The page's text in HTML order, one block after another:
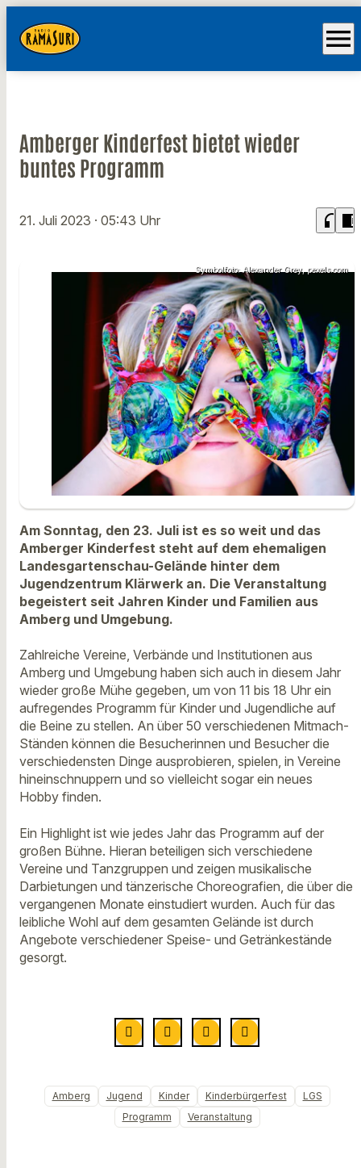
menu
Amberger Kinderfest bietet wieder
buntes Programm
21. Juli 2023 · 05:43 Uhr headphones chrome_reader_mode
Symbolfoto: Alexander Grey, pexels.com
Am Sonntag, den 23. Juli ist es so weit und das
Amberger Kinderfest steht auf dem ehemaligen
Landesgartenschau-Gelände hinter dem
Jugendzentrum Klärwerk an. Die Veranstaltung
begeistert seit Jahren Kinder und Familien aus
Amberg und Umgebung.
Zahlreiche Vereine, Verbände und Institutionen aus
Amberg und Umgebung haben sich auch in diesem Jahr
wieder große Mühe gegeben, um von 11 bis 18 Uhr ein
aufregendes Programm für Kinder und Jugendliche auf
die Beine zu stellen. An über 50 verschiedenen Mitmach-
Ständen können die Besucherinnen und Besucher die
verschiedensten Dinge ausprobieren, spielen, in Vereine
hineinschnuppern und so vielleicht sogar ein neues
Hobby finden.
Ein Highlight ist wie jedes Jahr das Programm auf der
großen Bühne. Hieran beteiligen sich verschiedene
Vereine und Tanzgruppen und zeigen musikalische
Darbietungen und tänzerische Choreografien, die über die
vergangenen Monate einstudiert wurden. Auch für das
leibliche Wohl auf dem gesamten Gelände ist durch
Angebote verschiedener Speise- und Getränkestände
gesorgt.
Amberg Jugend Kinder Kinderbürgerfest
LGS
Programm
Veranstaltung